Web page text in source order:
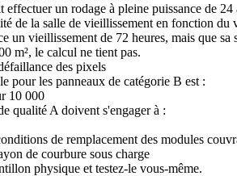
effectuer un rodage à pleine puissance de
de la salle de vieillissement en fonction du
un vieillissement de 72 heures, mais que
m², le calcul ne tient pas.
des pixels
pour les panneaux de catégorie B est :
10 000
qualité A doivent s'engager à :
de remplacement des modules
de courbure sous charge
physique et testez-le vous-même.